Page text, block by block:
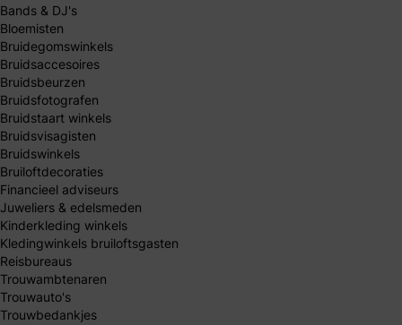
Bands & DJ's
Bloemisten
Bruidegomswinkels
Bruidsaccesoires
Bruidsbeurzen
Bruidsfotografen
Bruidstaart winkels
Bruidsvisagisten
Bruidswinkels
Bruiloftdecoraties
Financieel adviseurs
Juweliers & edelsmeden
Kinderkleding winkels
Kledingwinkels bruiloftsgasten
Reisbureaus
Trouwambtenaren
Trouwauto's
Trouwbedankjes